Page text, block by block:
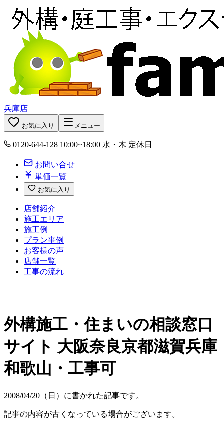
兵庫店
お気に入り メニュー
0120-644-128 10:00~18:00 水・木 定休日
お問い合せ
単価一覧
お気に入り
店舗紹介
施工エリア
施工例
プラン事例
お客様の声
店舗一覧
工事の流れ
外構施工・住まいの相談窓口
サイト 大阪奈良京都滋賀兵庫
和歌山・工事可
2008/04/20（日）に書かれた記事です。
記事の内容が古くなっている場合がございます。